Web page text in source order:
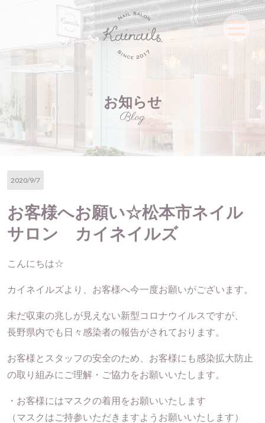
お知らせ
Blog
2020/9/7
お客様へお願い☆松本市ネイル
サロン カイネイルズ
こんにちは☆
カイネイルズより、お客様へ今一度お願いがございます。
未だ収束の兆しが見えない新型コロナウイルスですが、
長野県内でも日々感染者の報告がされております。
お客様とスタッフの安全のため、お客様にも感染拡大防止
の取り組みにご理解・ご協力をお願いいたします。
・お客様にはマスクの着用をお願いいたします
（マスクはご持参いただきますようお願いいたします）